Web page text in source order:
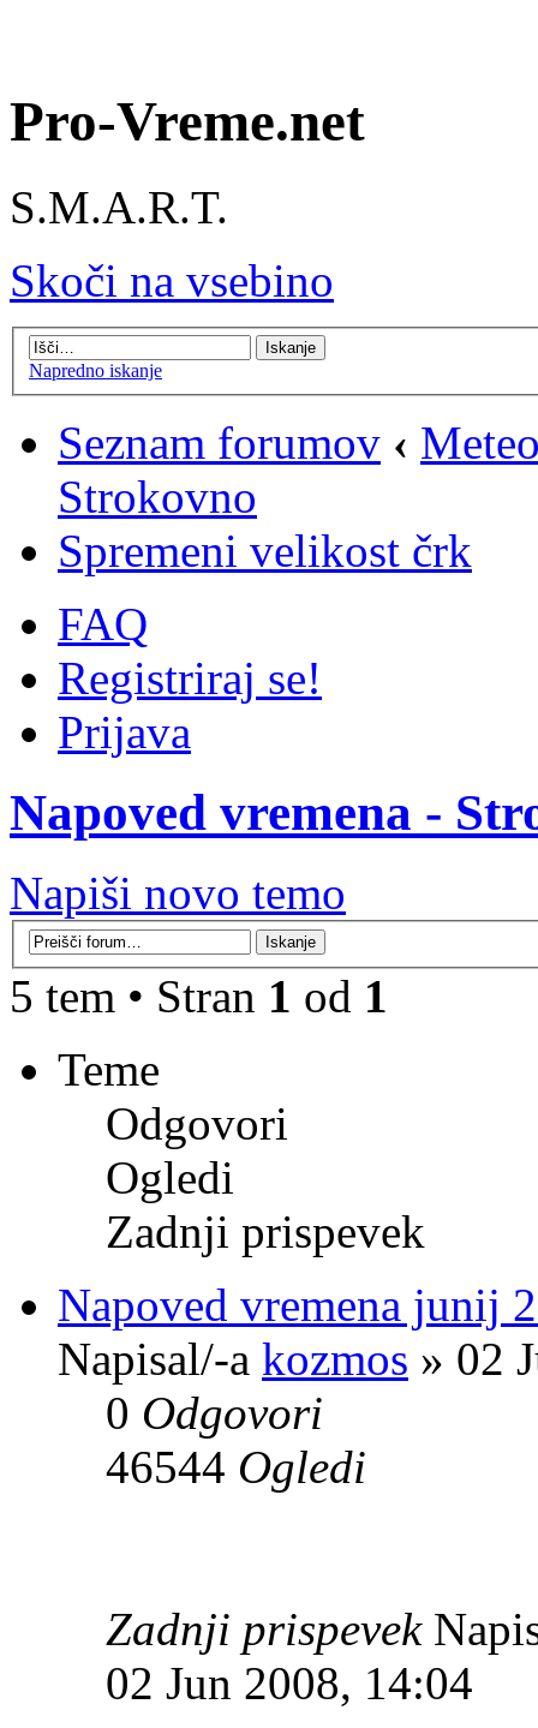
Pro-Vreme.net
S.M.A.R.T.
Skoči na vsebino
Napredno iskanje
Seznam forumov ‹
Strokovno
Spremeni velikost črk
FAQ
Registriraj se!
Prijava
Napoved vremena -
Napiši novo temo
5 tem • Stran 1 od 1
Teme
Odgovori
Ogledi
Zadnji prispevek
Napoved vremena junij
Napisal/-a kozmos » 02
0 Odgovori
46544 Ogledi
Zadnji prispevek
02 Jun 2008, 14:04